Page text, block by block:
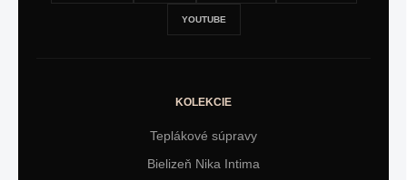
YOUTUBE
KOLEKCIE
Teplákové súpravy
Bielizeň Nika Intima